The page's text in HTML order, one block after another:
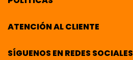
ATENCIÓN AL CLIENTE
SÍGUENOS EN REDES SOCIALES